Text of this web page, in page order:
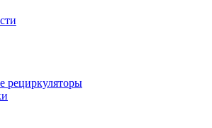
рециркуляторы